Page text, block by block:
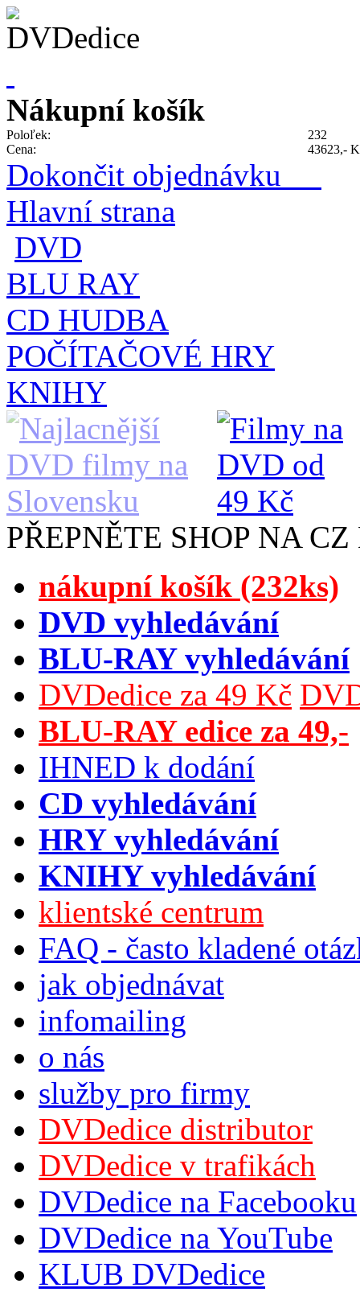
Nákupní košík
Poloľek:
232
Cena:
43623,-
Dokončit objednávku
Hlavní strana
DVD
BLU RAY
CD HUDBA
POČÍTAČOVÉ HRY
KNIHY
PŘEPNĚTE SHOP NA
nákupní košík (232ks)
DVD vyhledávání
BLU-RAY vyhledávání
DVDedice za 49 Kč
BLU-RAY edice za 49,-
IHNED k dodání
CD vyhledávání
HRY vyhledávání
KNIHY vyhledávání
klientské centrum
FAQ - často kladené
jak objednávat
infomailing
o nás
služby pro firmy
DVDedice distributor
DVDedice v trafikách
DVDedice na Facebooku
DVDedice na YouTube
KLUB DVDedice